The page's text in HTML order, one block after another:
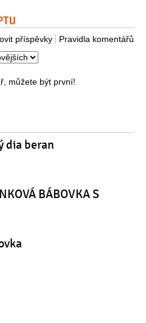
Pravidla komentářů
příspěvky
můžete být první!
dia beran
BÁBOVKA S